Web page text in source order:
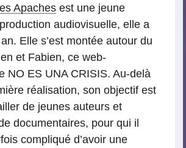
Apaches est une jeune
audiovisuelle, elle a
Elle s’est montée autour du
et Fabien, ce web-
NO ES UNA CRISIS. Au-delà
réalisation, son objectif est
de jeunes auteurs et
documentaires, pour qui il
compliqué d’avoir une